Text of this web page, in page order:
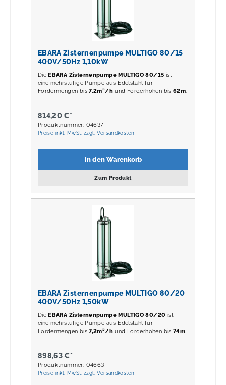
EBARA Zisternenpumpe MULTIGO 80/15
400V/50Hz 1,10kW
DieEBARA Zisternenpumpe MULTIGO 80/15 ist
eine mehrstufige Pumpe aus Edelstahl für
Fördermengen bis7,2m³/h und Förderhöhen bis62m
814,20 €*
Produktnummer: 04637
Preise inkl. MwSt. zzgl. Versandkosten
In den Warenkorb
Zum Produkt
EBARA Zisternenpumpe MULTIGO 80/20
400V/50Hz 1,50kW
DieEBARA Zisternenpumpe MULTIGO 80/20 ist
eine mehrstufige Pumpe aus Edelstahl für
Fördermengen bis7,2m³/h und Förderhöhen bis74m.
898,63 €*
Produktnummer: 04663
Preise inkl. MwSt. zzgl. Versandkosten